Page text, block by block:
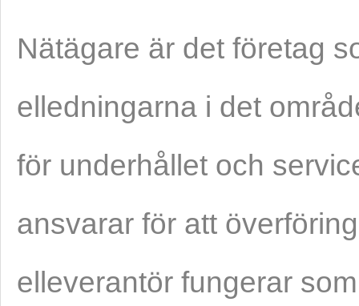
Nätägare är det företag
elledningarna i det
för underhållet och
ansvarar för att
elleverantör fungerar